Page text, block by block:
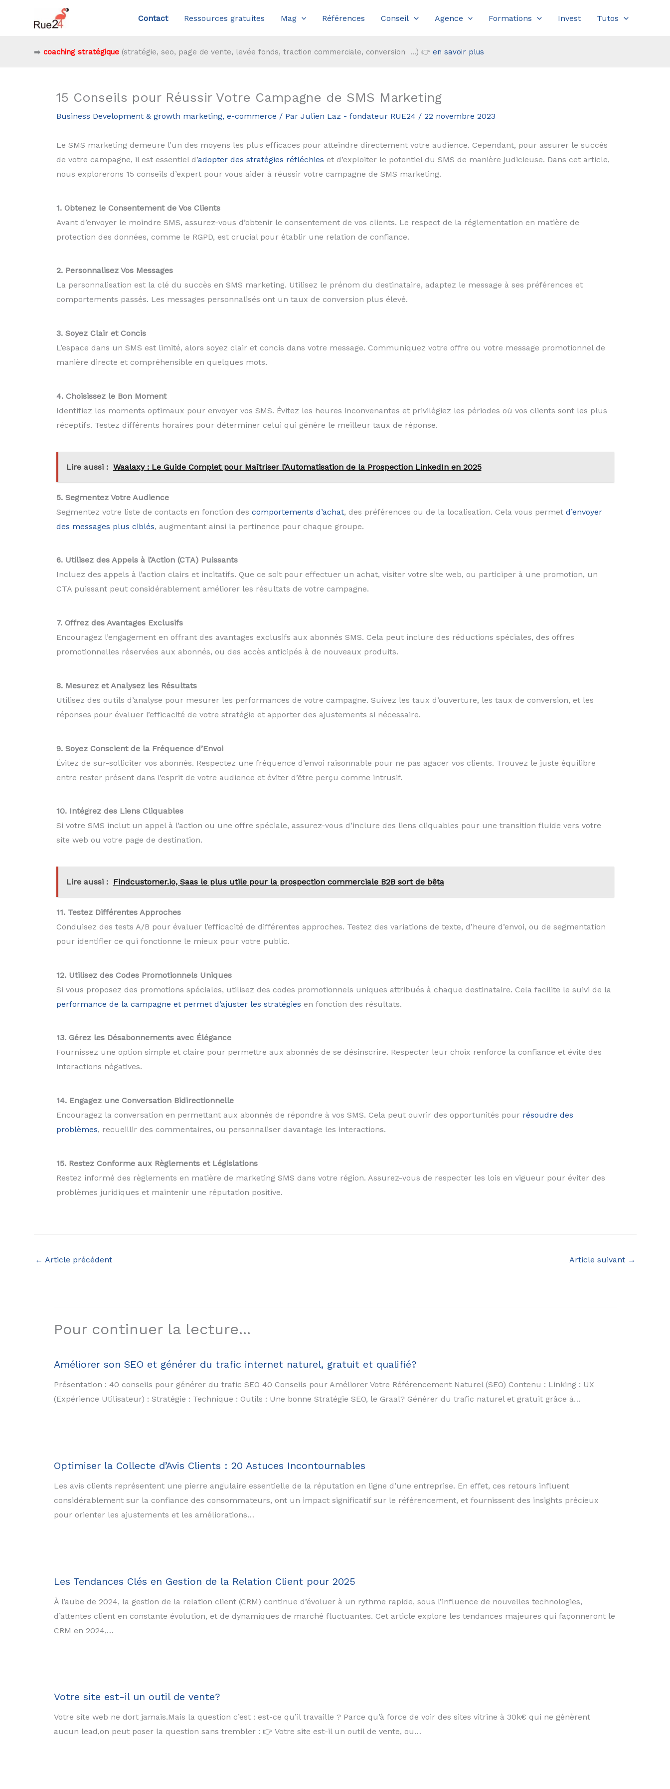
contenu
Contact Ressources gratuites Mag Références Conseil Agence Formations Invest Tutos
➡️ coaching stratégique(stratégie, seo, page de vente, levée fonds, traction commerciale, conversion ...) 👉 en savoir plus
15 Conseils pour Réussir Votre Campagne de SMS Marketing
Business Development & growth marketing, e-commerce / Par Julien Laz - fondateur RUE24 / 22 novembre 2023
Le SMS marketing demeure l’un des moyens les plus efficaces pour atteindre directement votre audience. Cependant, pour assurer le succès
de votre campagne, il est essentiel d’adopter des stratégies réfléchies et d’exploiter le potentiel du SMS de manière judicieuse. Dans cet article,
nous explorerons 15 conseils d’expert pour vous aider à réussir votre campagne de SMS marketing.
1. Obtenez le Consentement de Vos Clients
Avant d’envoyer le moindre SMS, assurez-vous d’obtenir le consentement de vos clients. Le respect de la réglementation en matière de
protection des données, comme le RGPD, est crucial pour établir une relation de confiance.
2. Personnalisez Vos Messages
La personnalisation est la clé du succès en SMS marketing. Utilisez le prénom du destinataire, adaptez le message à ses préférences et
comportements passés. Les messages personnalisés ont un taux de conversion plus élevé.
3. Soyez Clair et Concis
L’espace dans un SMS est limité, alors soyez clair et concis dans votre message. Communiquez votre offre ou votre message promotionnel de
manière directe et compréhensible en quelques mots.
4. Choisissez le Bon Moment
Identifiez les moments optimaux pour envoyer vos SMS. Évitez les heures inconvenantes et privilégiez les périodes où vos clients sont les plus
réceptifs. Testez différents horaires pour déterminer celui qui génère le meilleur taux de réponse.
Lire aussi : Waalaxy : Le Guide Complet pour Maîtriser l’Automatisation de la Prospection LinkedIn en 2025
5. Segmentez Votre Audience
Segmentez votre liste de contacts en fonction des comportements d’achat, des préférences ou de la localisation. Cela vous permet d’envoyer
des messages plus ciblés, augmentant ainsi la pertinence pour chaque groupe.
6. Utilisez des Appels à l’Action (CTA) Puissants
Incluez des appels à l’action clairs et incitatifs. Que ce soit pour effectuer un achat, visiter votre site web, ou participer à une promotion, un
CTA puissant peut considérablement améliorer les résultats de votre campagne.
7. Offrez des Avantages Exclusifs
Encouragez l’engagement en offrant des avantages exclusifs aux abonnés SMS. Cela peut inclure des réductions spéciales, des offres
promotionnelles réservées aux abonnés, ou des accès anticipés à de nouveaux produits.
8. Mesurez et Analysez les Résultats
Utilisez des outils d’analyse pour mesurer les performances de votre campagne. Suivez les taux d’ouverture, les taux de conversion, et les
réponses pour évaluer l’efficacité de votre stratégie et apporter des ajustements si nécessaire.
9. Soyez Conscient de la Fréquence d’Envoi
Évitez de sur-solliciter vos abonnés. Respectez une fréquence d’envoi raisonnable pour ne pas agacer vos clients. Trouvez le juste équilibre
entre rester présent dans l’esprit de votre audience et éviter d’être perçu comme intrusif.
10. Intégrez des Liens Cliquables
Si votre SMS inclut un appel à l’action ou une offre spéciale, assurez-vous d’inclure des liens cliquables pour une transition fluide vers votre
site web ou votre page de destination.
Lire aussi : Findcustomer.io, Saas le plus utile pour la prospection commerciale B2B sort de bêta
11. Testez Différentes Approches
Conduisez des tests A/B pour évaluer l’efficacité de différentes approches. Testez des variations de texte, d’heure d’envoi, ou de segmentation
pour identifier ce qui fonctionne le mieux pour votre public.
12. Utilisez des Codes Promotionnels Uniques
Si vous proposez des promotions spéciales, utilisez des codes promotionnels uniques attribués à chaque destinataire. Cela facilite le suivi de la
performance de la campagne et permet d’ajuster les stratégies en fonction des résultats.
13. Gérez les Désabonnements avec Élégance
Fournissez une option simple et claire pour permettre aux abonnés de se désinscrire. Respecter leur choix renforce la confiance et évite des
interactions négatives.
14. Engagez une Conversation Bidirectionnelle
Encouragez la conversation en permettant aux abonnés de répondre à vos SMS. Cela peut ouvrir des opportunités pour résoudre des
problèmes, recueillir des commentaires, ou personnaliser davantage les interactions.
15. Restez Conforme aux Règlements et Législations
Restez informé des règlements en matière de marketing SMS dans votre région. Assurez-vous de respecter les lois en vigueur pour éviter des
problèmes juridiques et maintenir une réputation positive.
← Article précédent Article suivant →
Pour continuer la lecture...
Améliorer son SEO et générer du trafic internet naturel, gratuit et qualifié?
Présentation : 40 conseils pour générer du trafic SEO 40 Conseils pour Améliorer Votre Référencement Naturel (SEO) Contenu : Linking : UX
(Expérience Utilisateur) : Stratégie : Technique : Outils : Une bonne Stratégie SEO, le Graal? Générer du trafic naturel et gratuit grâce à…
Optimiser la Collecte d’Avis Clients : 20 Astuces Incontournables
Les avis clients représentent une pierre angulaire essentielle de la réputation en ligne d’une entreprise. En effet, ces retours influent
considérablement sur la confiance des consommateurs, ont un impact significatif sur le référencement, et fournissent des insights précieux
pour orienter les ajustements et les améliorations…
Les Tendances Clés en Gestion de la Relation Client pour 2025
À l’aube de 2024, la gestion de la relation client (CRM) continue d’évoluer à un rythme rapide, sous l’influence de nouvelles technologies,
d’attentes client en constante évolution, et de dynamiques de marché fluctuantes. Cet article explore les tendances majeures qui façonneront le
CRM en 2024,…
Votre site est-il un outil de vente?
Votre site web ne dort jamais.Mais la question c’est : est-ce qu’il travaille ? Parce qu’à force de voir des sites vitrine à 30k€ qui ne génèrent
aucun lead,on peut poser la question sans trembler : 👉 Votre site est-il un outil de vente, ou…